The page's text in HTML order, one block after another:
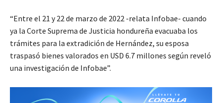
“Entre el 21 y 22 de marzo de 2022 -relata Infobae- cuando
ya la Corte Suprema de Justicia hondureña evacuaba los
trámites para la extradición de Hernández, su esposa
traspasó bienes valorados en USD 6.7 millones según reveló
una investigación de Infobae”.